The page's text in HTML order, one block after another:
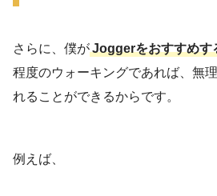
さらに、僕がJoggerをおすすめす
程度のウォーキングであれば、無
れることができるからです。
例えば、